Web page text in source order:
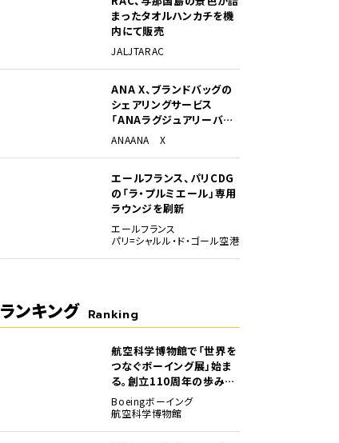
まったタオルハンカチを機
内にて販売
JALJTARAC
ANA X、ブランドバッグの
シェアリングサービス
「ANAラグジュアリーバッ
グ」開始
ANAANA X
エールフランス、パリCDG
の「ラ・プルミエール」専用
ラウンジを刷新
エールフランス
パリ=シャルル・ド・ゴール空港
ランキング Ranking
航空科学博物館で「世界を
つなぐボーイング展」始ま
る。創立110周年の歩みを
貴重な資料でたどる
Boeingボーイング
航空科学博物館